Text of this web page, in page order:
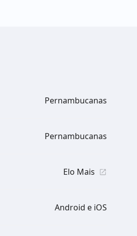
Pernambucanas
Pernambucanas
Elo Mais
Android e iOS